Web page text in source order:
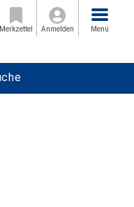
Merkzettel Anmelden
Menü
Menü